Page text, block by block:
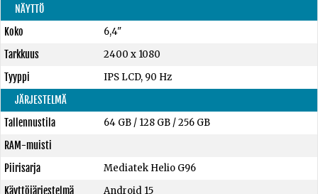
NÄYTTÖ
Koko
6,4"
Tarkkuus
2400 x 1080
Tyyppi
IPS LCD, 90 Hz
JÄRJESTELMÄ
Tallennustila
64 GB/ 128 GB/256 GB
RAM-muisti
Piirisarja
Mediatek Helio G96
Käyttöjärjestelmä
Android 15